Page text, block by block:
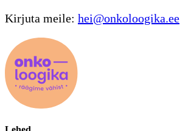
Kirjuta meile: hei@onkoloogika.ee